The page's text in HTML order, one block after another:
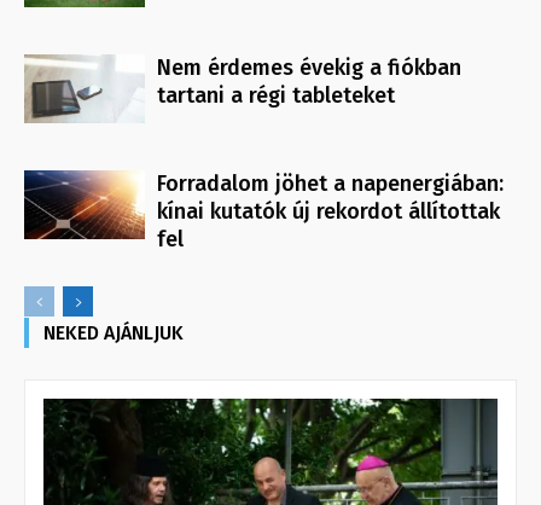
Nem érdemes évekig a fiókban
tartani a régi tableteket
Forradalom jöhet a napenergiában:
kínai kutatók új rekordot állítottak
fel
NEKED AJÁNLJUK